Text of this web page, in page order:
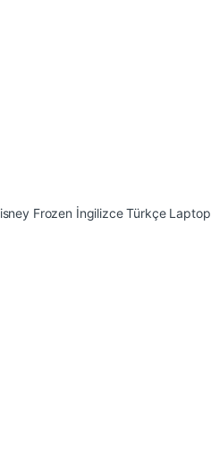
Frozen İngilizce Türkçe Laptop